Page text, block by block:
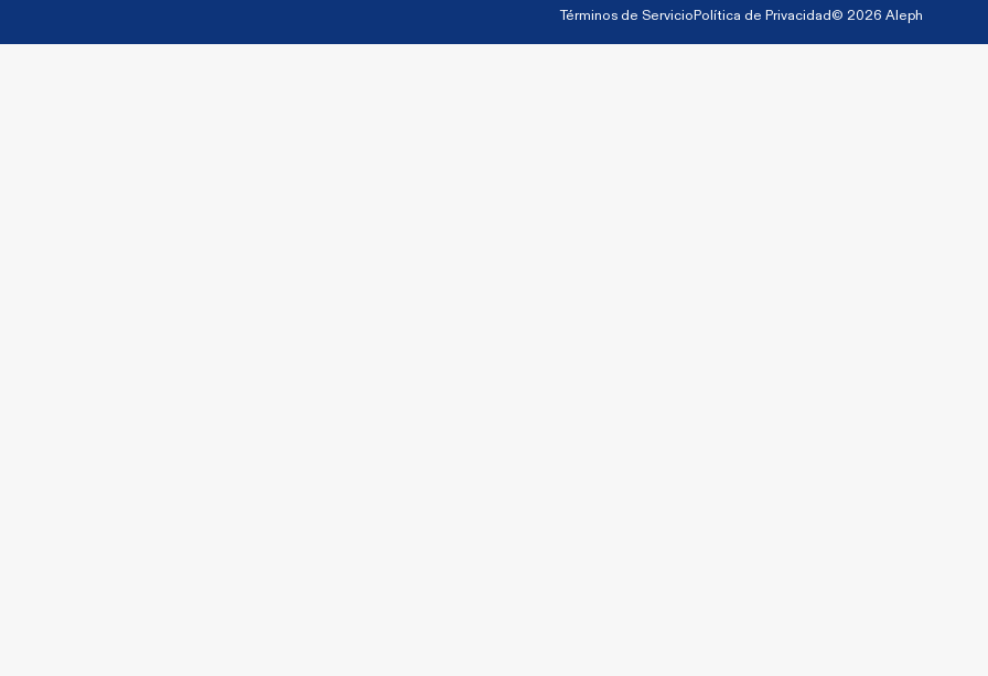
Términos de ServicioPolítica de Privacidad© 2026 Aleph